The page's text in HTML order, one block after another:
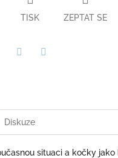
TISK ZEPTAT SE
Diskuze
situaci a kočky